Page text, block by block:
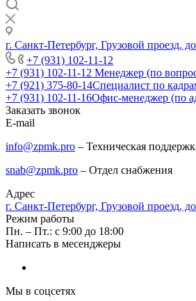
г. Санкт-Петербург, Грузовой проезд,
+7 (931) 102-11-12
+7 (931) 102-11-12 Менеджер (по
+7 (921) 375-80-14Специалист по
+7 (931) 102-11-16Офис-менеджер (по
Заказать звонок
E-mail
info@zpmk.pro – Техническая
snab@zpmk.pro – Отдел снабжения
Адрес
г. Санкт-Петербург, Грузовой проезд,
Режим работы
Пн. – Пт.: с 9:00 до 18:00
Написать в месенджеры
Мы в соцсетях